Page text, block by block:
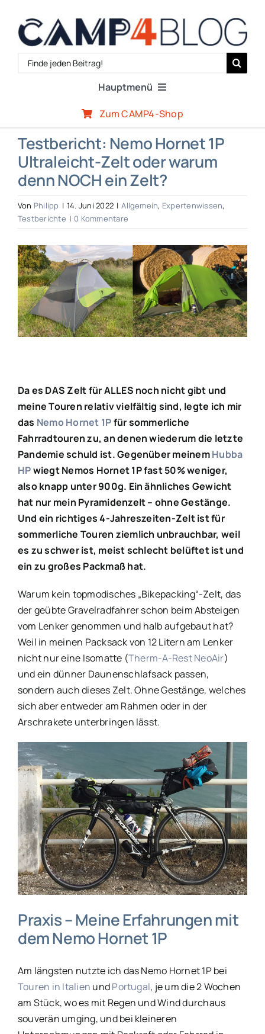
Inhalt
springen
Search
Hauptmenü
Reiseberichte
Expertenwissen
Zum CAMP4-Shop
Testbericht: Nemo Hornet 1P
Ultraleicht-Zelt oder warum
denn NOCH ein Zelt?
Von Philipp | 14. Juni 2022 | Allgemein, Expertenwissen,
Testberichte | 0 Kommentare
Zeige
grösseres
Bild
Da es DAS Zelt für ALLES noch nicht gibt und
meine Touren relativ vielfältig sind, legte ich mir
das Nemo Hornet 1Pfür sommerliche
Fahrradtouren zu, an denen wiederum die letzte
Pandemie schuld ist. Gegenüber meinemHubba
HPwiegt Nemos Hornet 1P fast 50% weniger,
also knapp unter 900g. Ein ähnliches Gewicht
hat nur mein Pyramidenzelt – ohne Gestänge.
Und ein richtiges 4-Jahreszeiten-Zelt ist für
sommerliche Touren ziemlich unbrauchbar, weil
es zu schwer ist, meist schlecht belüftet ist und
ein zu großes Packmaß hat.
Warum kein topmodisches „Bikepacking“-Zelt, das
der geübte Gravelradfahrer schon beim Absteigen
vom Lenker genommen und halb aufgebaut hat?
Weil in meinen Packsack von 12 Litern am Lenker
nicht nur eine Isomatte (Therm-A-Rest NeoAir)
und ein dünner Daunenschlafsack passen,
sondern auch dieses Zelt. Ohne Gestänge, welches
sich aber entweder am Rahmen oder in der
Arschrakete unterbringen lässt.
Praxis – Meine Erfahrungen mit
dem Nemo Hornet 1P
Am längsten nutzte ich das Nemo Hornet 1P bei
Touren in Italien undPortugal, je um die 2 Wochen
am Stück, wo es mit Regen und Wind durchaus
souverän umging, und bei kleineren